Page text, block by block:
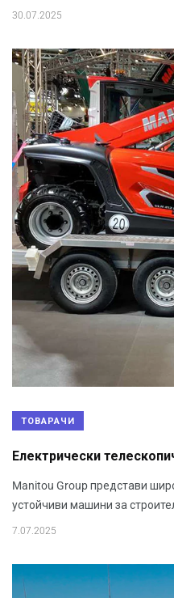
30.07.2025
ТОВАРАЧИ
Електрически
Manitou Group представи
устойчиви машини за
7.07.2025